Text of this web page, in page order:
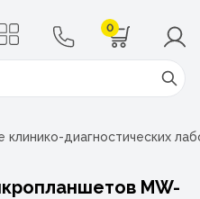
0
диагностических
MW-